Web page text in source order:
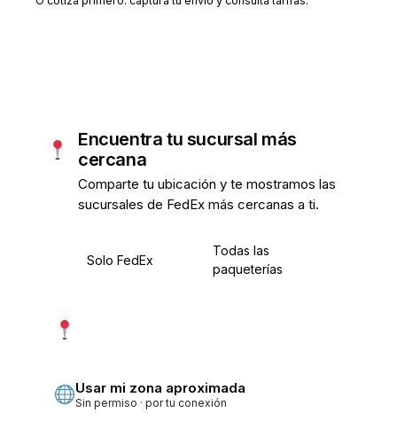
Encuentra tu sucursal más
cercana
Comparte tu ubicación y te mostramos las
sucursales de FedEx más cercanas a ti.
Solo FedEx
Todas las
paqueterías
Usar mi zona aproximada
Sin permiso · por tu conexión